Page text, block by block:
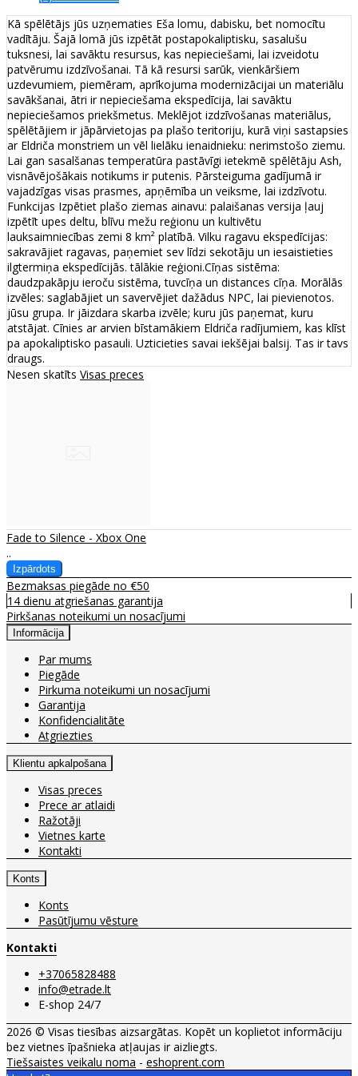
Kā spēlētājs jūs uzņematies Eša lomu, dabisku, bet nomocītu
vadītāju. Šajā lomā jūs izpētāt postapokaliptisku, sasalušu
tuksnesi, lai savāktu resursus, kas nepieciešami, lai izveidotu
patvērumu izdzīvošanai. Tā kā resursi sarūk, vienkāršiem
uzdevumiem, piemēram, aprīkojuma modernizācijai un materiālu
savākšanai, ātri ir nepieciešama ekspedīcija, lai savāktu
nepieciešamos priekšmetus. Meklējot izdzīvošanas materiālus,
spēlētājiem ir jāpārvietojas pa plašo teritoriju, kurā viņi sastapsies
ar Eldriča monstriem un vēl lielāku ienaidnieku: nerimstošo ziemu.
Lai gan sasalšanas temperatūra pastāvīgi ietekmē spēlētāju Ash,
visnāvējošākais notikums ir putenis. Pārsteiguma gadījumā ir
vajadzīgas visas prasmes, apņēmība un veiksme, lai izdzīvotu.
Funkcijas Izpētiet plašo ziemas ainavu: palaišanas versija ļauj
izpētīt upes deltu, blīvu mežu reģionu un kultivētu
lauksaimniecības zemi 8 km² platībā. Vilku ragavu ekspedīcijas:
sakravājiet ragavas, paņemiet sev līdzi sekotāju un iesaistieties
ilgtermiņa ekspedīcijās. tālākie reģioni.Cīņas sistēma:
daudzpakāpju ieroču sistēma, tuvcīņa un distances cīņa. Morālās
izvēles: saglabājiet un savervējiet dažādus NPC, lai pievienotos.
jūsu grupa. Ir jāizdara skarba izvēle; kuru jūs paņemat, kuru
atstājat. Cīnies ar arvien bīstamākiem Eldriča radījumiem, kas klīst
pa apokaliptisko pasauli. Uzticieties savai iekšējai balsij. Tas ir tavs
draugs.
Nesen skatīts Visas preces
Fade to Silence - Xbox One
..
Bezmaksas piegāde no €50
14 dienu atgriešanas garantija
Pirkšanas noteikumi un nosacījumi
Informācija
Par mums
Piegāde
Pirkuma noteikumi un nosacījumi
Garantija
Konfidencialitāte
Atgriezties
Klientu apkalpošana
Visas preces
Prece ar atlaidi
Ražotāji
Vietnes karte
Kontakti
Konts
Konts
Pasūtījumu vēsture
Kontakti
+37065828488
info@etrade.lt
E-shop 24/7
2026 © Visas tiesības aizsargātas. Kopēt un koplietot informāciju
bez vietnes īpašnieka atļaujas ir aizliegts.
Tiešsaistes veikalu noma - eshoprent.com